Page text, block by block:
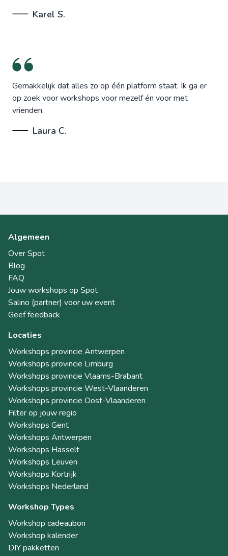
Karel S.
Gemakkelijk dat alles zo op één platform staat. Ik ga er
op zoek voor workshops voor mezelf én voor met
vrienden.
Laura C.
Algemeen
Over Spot
Blog
FAQ
Jouw workshops op Spot
Salino (partner) voor uw event
Geef feedback
Locaties
Workshops provincie Antwerpen
Workshops provincie Limburg
Workshops provincie Vlaams-Brabant
Workshops provincie West-Vlaanderen
Workshops provincie Oost-Vlaanderen
Filter op jouw regio
Workshops Gent
Workshops Antwerpen
Workshops Hasselt
Workshops Leuven
Workshops Kortrijk
Workshops Nederland
Workshop Types
Workshop cadeaubon
Workshop kalender
DIY pakketten